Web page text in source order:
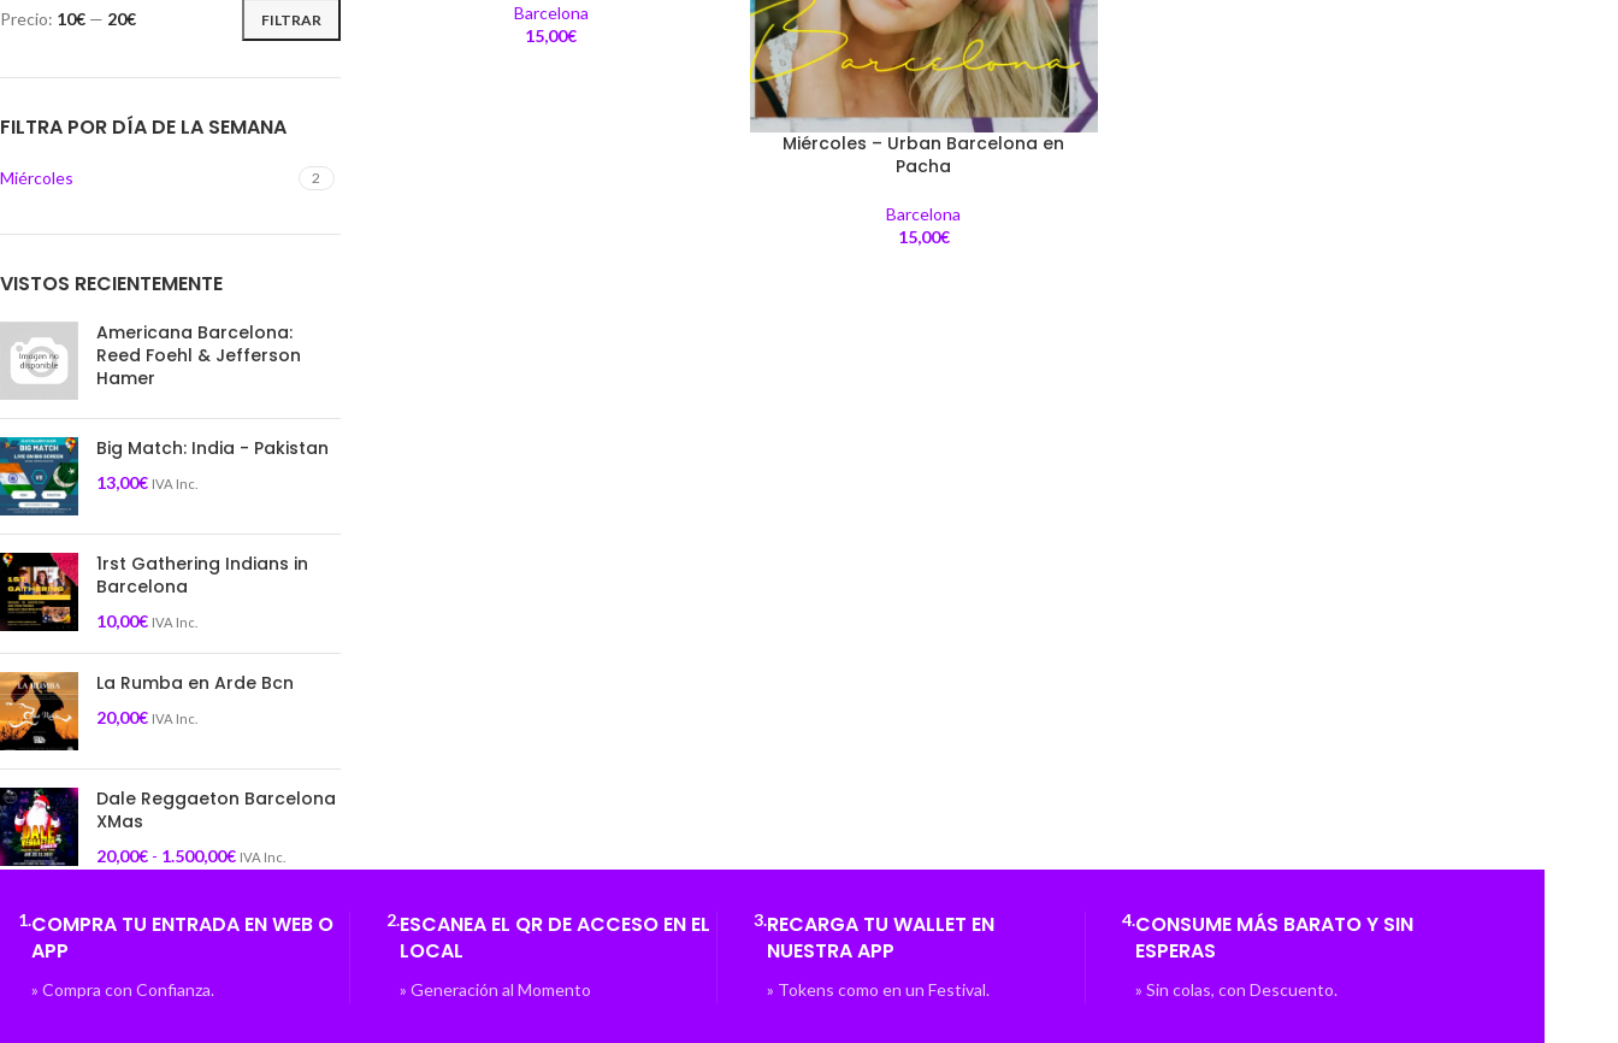
FILTRAR
Precio: 10€ — 20€
FILTRA POR DÍA DE LA SEMANA
Miércoles 2
VISTOS RECIENTEMENTE
Americana Barcelona:
Reed Foehl & Jefferson
Hamer
Big Match: India - Pakistan
13,00€ IVA Inc.
1rst Gathering Indians in
Barcelona
10,00€ IVA Inc.
La Rumba en Arde Bcn
20,00€ IVA Inc.
Dale Reggaeton Barcelona
XMas
20,00€ - 1.500,00€ IVA Inc.
Barcelona
15,00€
Miércoles – Urban Barcelona en
Pacha
Barcelona
15,00€
1.COMPRA TU ENTRADA EN WEB O
APP
» Compra con Confianza.
2.ESCANEA EL QR DE ACCESO EN EL
LOCAL
» Generación al Momento
3.RECARGA TU WALLET EN
NUESTRA APP
» Tokens como en un Festival.
4.CONSUME MÁS BARATO Y SIN
ESPERAS
» Sin colas, con Descuento.